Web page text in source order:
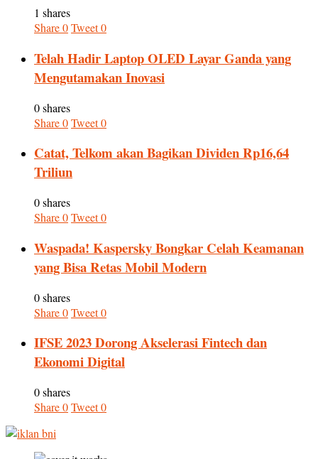
1 shares
Share0Tweet0
Telah Hadir Laptop OLED Layar Ganda yang
Mengutamakan Inovasi
0 shares
Share0Tweet0
Catat, Telkom akan Bagikan Dividen Rp16,64
Triliun
0 shares
Share0Tweet0
Waspada! Kaspersky Bongkar Celah Keamanan
yang Bisa Retas Mobil Modern
0 shares
Share0Tweet0
IFSE 2023 Dorong Akselerasi Fintech dan
Ekonomi Digital
0 shares
Share0Tweet0